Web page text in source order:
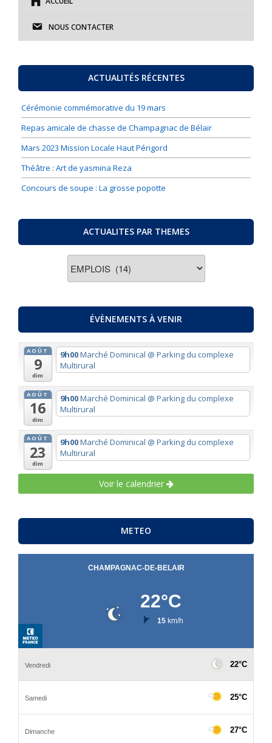
NOUS CONTACTER
ACTUALITÉS RÉCENTES
Cérémonie commémorative du 19 mars
Repas amicale de chasse de Champagnac de Bélair
Mars 2023 Mission Locale Haut Périgord
Théâtre : Art de yasmina Reza
Concours de soupe : La grosse popotte
ACTUALITES PAR THEMES
ÉVÈNEMENTS À VENIR
AOÛT
9
dim
9h00Marché Dominical @ Parking du complexe
Multirural
AOÛT
16
dim
9h00Marché Dominical @ Parking du complexe
Multirural
AOÛT
23
dim
9h00Marché Dominical @ Parking du complexe
Multirural
Voir le calendrier
METEO